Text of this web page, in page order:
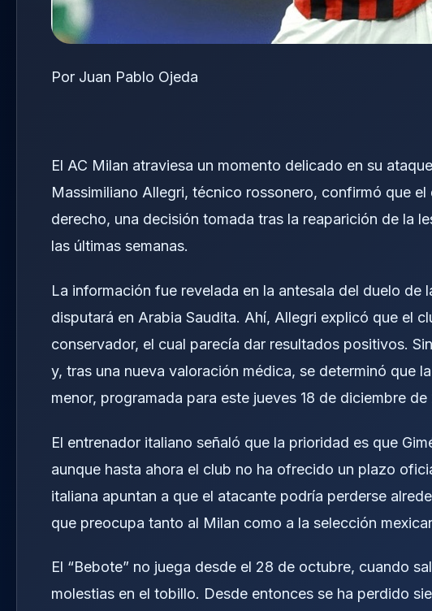
Por Juan Pablo Ojeda
El AC Milan atraviesa un momento delicado en su
Massimiliano Allegri, técnico rossonero, confirmó que
derecho, una decisión tomada tras la reaparición de la
las últimas semanas.
La información fue revelada en la antesala del duelo de
disputará en Arabia Saudita. Ahí, Allegri explicó que el
conservador, el cual parecía dar resultados positivos.
y, tras una nueva valoración médica, se determinó que
menor, programada para este jueves 18 de diciembre de
El entrenador italiano señaló que la prioridad es que
aunque hasta ahora el club no ha ofrecido un plazo
italiana apuntan a que el atacante podría perderse
que preocupa tanto al Milan como a la selección
El “Bebote” no juega desde el 28 de octubre, cuando
molestias en el tobillo. Desde entonces se ha perdido